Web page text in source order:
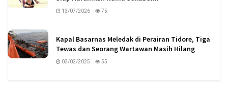
13/07/2026 75
Kapal Basarnas Meledak di Perairan Tidore, Tiga
Tewas dan Seorang Wartawan Masih Hilang
03/02/2025 55